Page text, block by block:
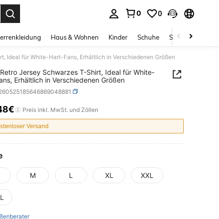
0 0
Haus & Wohnen Kinder Schuhe Schmuck &
Ideal für White-Hart-Fans, Erhältlich in Verschiedenen Größen
Jersey Schwarzes T-Shirt, Ideal für White-
Erhältlich in Verschiedenen Größen
AND AVAILABILITY
Preis inkl. MwSt. und Zöllen
Versand
M L XL XXL